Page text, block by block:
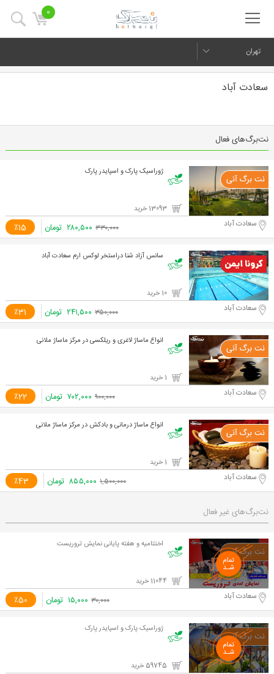
0
تهران
سعادت آباد
نت‌برگ‌های فعال
ژوراسیک پارک و اسپایدر پارک
٪15 سعادت آباد ۳۳۰,۰۰۰ ۲۸۰,۵۰۰ تومان
سانس آزاد شنا دراستخر لوکس ارم سعادت آباد
٪31 سعادت آباد ۳۵۰,۰۰۰ ۲۴۱,۵۰۰ تومان
انواع ماساژ لاغری و ریلکسی در مرکز ماساژ ملانی
٪22 سعادت آباد ۹۰۰,۰۰۰ ۷۰۲,۰۰۰ تومان
انواع ماساژ درمانی و بادکش در مرکز ماساژ ملانی
٪43 سعادت آباد ۱,۵۰۰,۰۰۰ ۸۵۵,۰۰۰ تومان
نت‌برگ‌های غیر فعال
اختتامیه و هفته پایانی نمایش تروریست
٪50 سعادت آباد ۳۰,۰۰۰ ۱۵,۰۰۰ تومان
ژوراسیک پارک و اسپایدر پارک